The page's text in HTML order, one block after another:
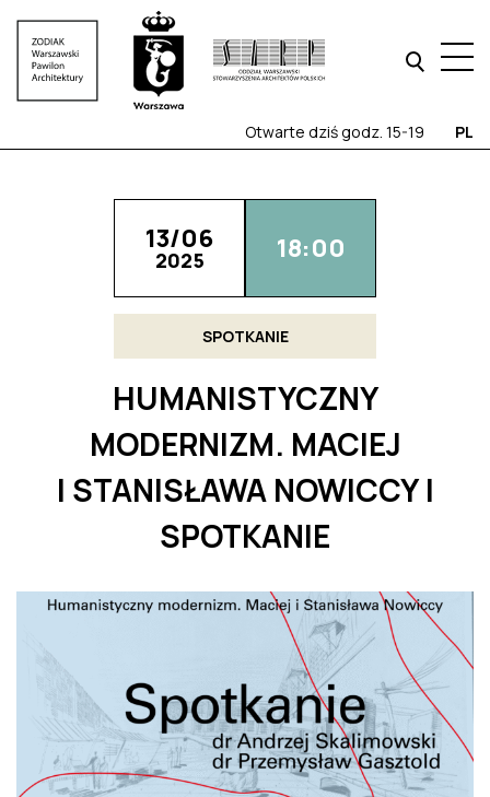
Otwarte dziś godz. 15-19 PL
13/06
2025 18:00
SPOTKANIE
HUMANISTYCZNY
MODERNIZM. MACIEJ
I STANISŁAWA NOWICCY |
SPOTKANIE